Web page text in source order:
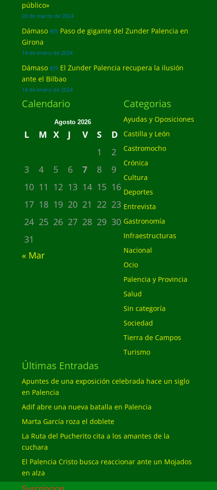
público»
20 de marzo de 2024
Dámasoen Paso de gigante del Zunder Palencia en
Girona
14 de enero de 2024
Dámasoen El Zunder Palencia recupera la ilusión
ante el Bilbao
14 de enero de 2024
Calendario
Agosto 2026
L M X J V S
D
1
2
3
4 5 6 7 8
9
10 11 12 13 14 15 16
17 18 19 20 21 22 23
24 25 26 27 28 29 30
31
« Mar
Categorias
Ayudas y Oposiciones
Castilla y León
Castromocho
Crónica
Cultura
Deportes
Entrevista
Gastronomía
Infraestructuras
Nacional
Ocio
Palencia y Provincia
Salud
Sin categoría
Sociedad
Tierra de Campos
Turismo
Últimas Entradas
Apuntes de una exposición celebrada hace un siglo
en Palencia
Adif abre una nueva batalla en Palencia
Marta García roza el doblete
La Ruta del Pucherito cita a los amantes de la
cuchara
El Palencia Cristo busca reaccionar ante un Mojados
en alza